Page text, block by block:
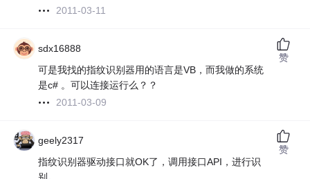
2011-03-11
sdx16888
可是我找的指纹识别器用的语言是VB，而我做的系统
是c# 。可以连接运行么？？
2011-03-09
赞
geely2317
指纹识别器驱动接口就OK了，调用接口API，进行识
赞